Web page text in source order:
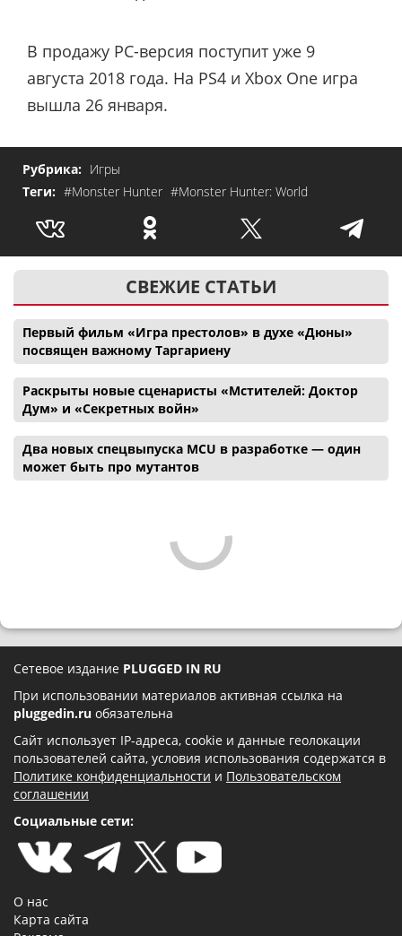
В продажу PC-версия поступит уже 9
августа 2018 года. На PS4 и Xbox One игра
вышла 26 января.
Рубрика: Игры
Теги: #Monster Hunter #Monster Hunter: World
СВЕЖИЕ СТАТЬИ
Первый фильм «Игра престолов» в духе «Дюны»
посвящен важному Таргариену
Раскрыты новые сценаристы «Мстителей: Доктор
Дум» и «Секретных войн»
Два новых спецвыпуска MCU в разработке — один
может быть про мутантов
Сетевое издание PLUGGED IN RU
При использовании материалов активная ссылка на
pluggedin.ru обязательна
Сайт использует IP-адреса, cookie и данные геолокации
пользователей сайта, условия использования содержатся в
Политике конфиденциальности и Пользовательском
соглашении
Социальные сети:
О нас
Карта сайта